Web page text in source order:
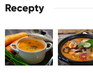
Recepty